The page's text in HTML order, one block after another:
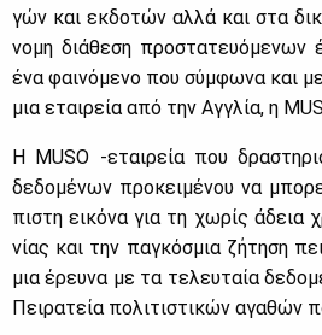
γών και εκ­δο­τών αλ­λά και στα
νο­μη διά­θε­ση προ­στα­τευό­με­νων
ένα φαι­νό­με­νο που σύμ­φω­να και
μια εται­ρεία από την Αγ­γλία, η
Η MUSO -εται­ρεία που
δε­δο­μέ­νων προ­κει­μέ­νου να
πι­στη ει­κό­να για τη χω­ρίς
νί­ας και την πα­γκό­σμια ζή­τη­ση
μια έρευ­να με τα τε­λευ­ταία
Πει­ρα­τεία πο­λι­τι­στι­κών αγα­θών